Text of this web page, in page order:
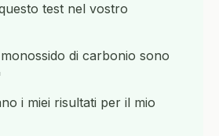
test nel vostro
di carbonio sono
i miei risultati per il mio